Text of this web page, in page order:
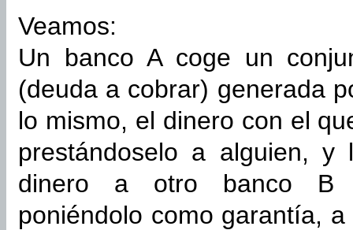
Veamos:
Un banco A coge un
(deuda a cobrar) generada
lo mismo, el dinero con el
prestándoselo a alguien,
dinero a otro banco B
poniéndolo como garantía,